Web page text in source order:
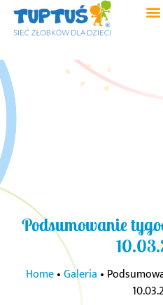
Podsumowanie
Home•Galeria •